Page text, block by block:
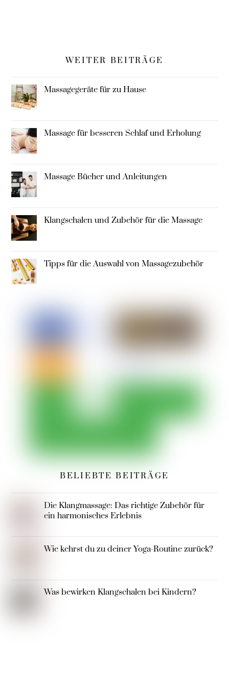
WEITER BEITRÄGE
Massagegeräte für zu Hause
Massage für besseren Schlaf und Erholung
Massage Bücher und Anleitungen
Klangschalen und Zubehör für die Massage
Tipps für die Auswahl von Massagezubehör
BELIEBTE BEITRÄGE
Die Klangmassage: Das richtige Zubehör für
ein harmonisches Erlebnis
Wie kehrst du zu deiner Yoga-Routine zurück?
Was bewirken Klangschalen bei Kindern?